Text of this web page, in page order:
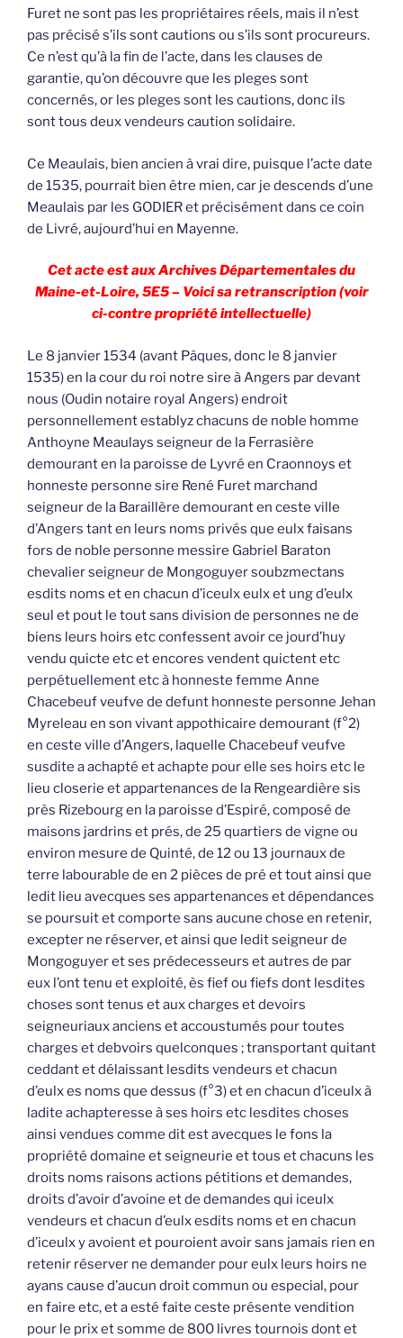
Furet ne sont pas les propriétaires réels, mais il n’est
pas précisé s’ils sont cautions ou s’ils sont procureurs.
Ce n’est qu’à la fin de l’acte, dans les clauses de
garantie, qu’on découvre que les pleges sont
concernés, or les pleges sont les cautions, donc ils
sont tous deux vendeurs caution solidaire.
Ce Meaulais, bien ancien à vrai dire, puisque l’acte date
de 1535, pourrait bien être mien, car je descends d’une
Meaulais par les GODIER et précisément dans ce coin
de Livré, aujourd’hui en Mayenne.
Cet acte est aux Archives Départementales du
Maine-et-Loire, 5E5 – Voici sa retranscription (voir
ci-contre propriété intellectuelle)
Le 8 janvier 1534 (avant Pâques, donc le 8 janvier
1535) en la cour du roi notre sire à Angers par devant
nous (Oudin notaire royal Angers) endroit
personnellement establyz chacuns de noble homme
Anthoyne Meaulays seigneur de la Ferrasière
demourant en la paroisse de Lyvré en Craonnoys et
honneste personne sire René Furet marchand
seigneur de la Baraillère demourant en ceste ville
d’Angers tant en leurs noms privés que eulx faisans
fors de noble personne messire Gabriel Baraton
chevalier seigneur de Mongoguyer soubzmectans
esdits noms et en chacun d’iceulx eulx et ung d’eulx
seul et pout le tout sans division de personnes ne de
biens leurs hoirs etc confessent avoir ce jourd’huy
vendu quicte etc et encores vendent quictent etc
perpétuellement etc à honneste femme Anne
Chacebeuf veufve de defunt honneste personne Jehan
Myreleau en son vivant appothicaire demourant (f°2)
en ceste ville d’Angers, laquelle Chacebeuf veufve
susdite a achapté et achapte pour elle ses hoirs etc le
lieu closerie et appartenances de la Rengeardière sis
près Rizebourg en la paroisse d’Espiré, composé de
maisons jardrins et prés, de 25 quartiers de vigne ou
environ mesure de Quinté, de 12 ou 13 journaux de
terre labourable de en 2 pièces de pré et tout ainsi que
ledit lieu avecques ses appartenances et dépendances
se poursuit et comporte sans aucune chose en retenir,
excepter ne réserver, et ainsi que ledit seigneur de
Mongoguyer et ses prédecesseurs et autres de par
eux l’ont tenu et exploité, ès fief ou fiefs dont lesdites
choses sont tenus et aux charges et devoirs
seigneuriaux anciens et accoustumés pour toutes
charges et debvoirs quelconques ; transportant quitant
ceddant et délaissant lesdits vendeurs et chacun
d’eulx es noms que dessus (f°3) et en chacun d’iceulx à
ladite achapteresse à ses hoirs etc lesdites choses
ainsi vendues comme dit est avecques le fons la
propriété domaine et seigneurie et tous et chacuns les
droits noms raisons actions pétitions et demandes,
droits d’avoir d’avoine et de demandes qui iceulx
vendeurs et chacun d’eulx esdits noms et en chacun
d’iceulx y avoient et pouroient avoir sans jamais rien en
retenir réserver ne demander pour eulx leurs hoirs ne
ayans cause d’aucun droit commun ou especial, pour
en faire etc, et a esté faite ceste présente vendition
pour le prix et somme de 800 livres tournois dont et